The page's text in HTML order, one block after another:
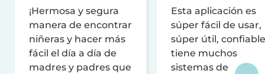
¡Hermosa y segura
manera de encontrar
niñeras y hacer más
fácil el día a día de
madres y padres que
Esta aplicación es
súper fácil de usar,
súper útil,
tiene muchos
sistemas de